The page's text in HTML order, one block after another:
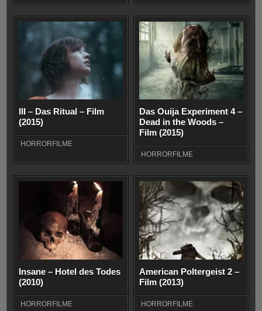
III – Das Ritual – Film
(2015)
HORRORFILME
Das Ouija Experiment 4 –
Dead in the Woods –
Film (2015)
HORRORFILME
Insane – Hotel des Todes
(2010)
HORRORFILME
American Poltergeist 2 –
Film (2013)
HORRORFILME